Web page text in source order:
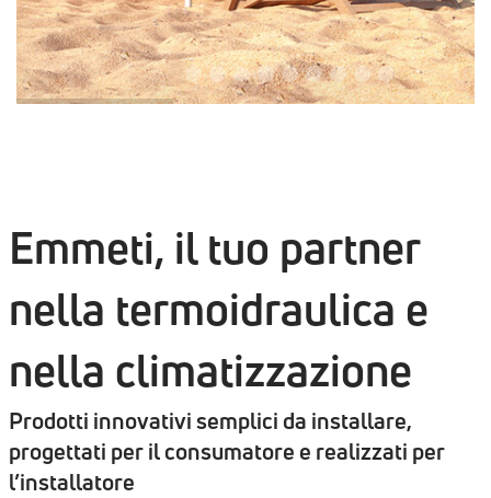
Emmeti, il tuo partner
nella termoidraulica e
nella climatizzazione
Prodotti innovativi semplici da installare,
progettati per il consumatore e realizzati per
l’installatore